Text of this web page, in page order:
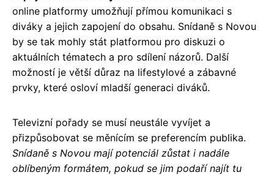
online platformy umožňují přímou komunikaci s
diváky a jejich zapojení do obsahu. Snídaně s Novou
by se tak mohly stát platformou pro diskuzi o
aktuálních tématech a pro sdílení názorů. Další
možností je větší důraz na lifestylové a zábavné
prvky, které osloví mladší generaci diváků.
Televizní pořady se musí neustále vyvíjet a
přizpůsobovat se měnícím se preferencím publika.
Snídaně s Novou mají potenciál zůstat i nadále
oblíbeným formátem, pokud se jim podaří najít tu